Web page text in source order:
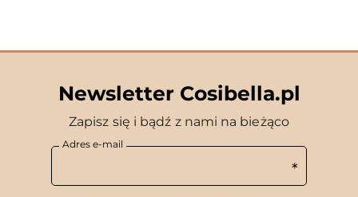
Newsletter Cosibella.pl
Zapisz się i bądź z nami na bieżąco
Adres e-mail